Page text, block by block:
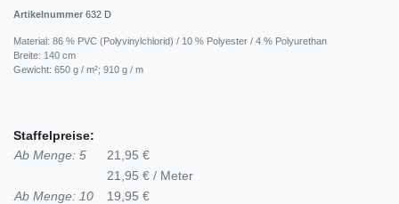
Artikelnummer 632 D
Material: 86 % PVC (Polyvinylchlorid) / 10 % Polyester / 4 % Polyurethan
Breite: 140 cm
Gewicht: 650 g / m²; 910 g / m
Staffelpreise:
Ab Menge: 5
21,95 €
21,95 € / Meter
Ab Menge: 10
19,95 €